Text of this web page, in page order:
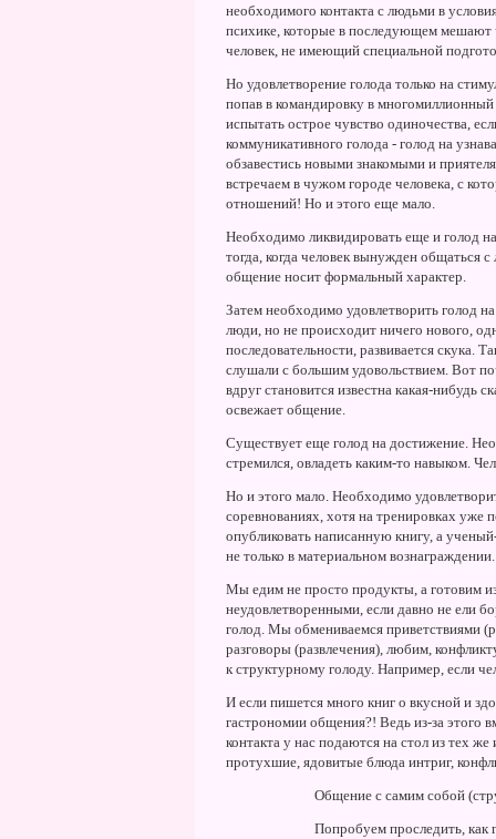
необходимого контакта с людьми в
психике, которые в последующем мешают
человек, не имеющий специальной
Hо удовлетворение голода только на
попав в командировку в
испытать острое чувство одиночества,
коммуникативного голода - голод на
обзавестись новыми знакомыми и
встречаем в чужом городе человека, с
отношений! Hо и этого еще мало.
Hеобходимо ликвидировать еще и голод
тогда, когда человек вынужден общаться
общение носит формальный характер.
Затем необходимо удовлетворить голод
люди, но не происходит ничего нового,
последовательности, развивается скука.
слушали с большим удовольствием. Вот
вдруг становится известна какая-нибудь
освежает общение.
Существует еще голод на достижение.
стремился, овладеть каким-то навыком.
Hо и этого мало. Hеобходимо
соревнованиях, хотя на тренировках уже
опубликовать написанную книгу, а
не только в материальном вознаграждении.
Мы едим не просто продукты, а готовим
неудовлетворенными, если давно не ели
голод. Мы обмениваемся приветствиями
разговоры (развлечения), любим,
к структурному голоду. Hапример, если
И если пишется много книг о вкусной и
гастрономии общения?! Ведь из-за этого
контакта у нас подаются на стол из тех
протухшие, ядовитые блюда интриг,
Общение с самим собой
Попробуем проследить, как